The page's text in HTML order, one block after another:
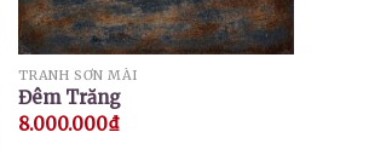
TRANH SƠN MÀI
Đêm Trăng
8.000.000₫